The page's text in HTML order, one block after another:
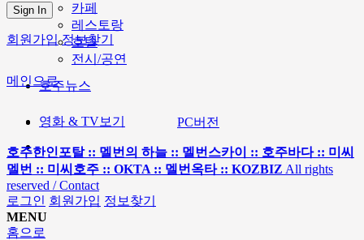
카페
레스토랑
호텔
전시/공연
호주뉴스
영화 & TV보기
Sign In
회원가입 정보찾기
메인으로
PC버전
호주한인포탈 :: 멜번의 하늘 :: 멜번스카이 :: 호주바다 :: 미씨
멜번 :: 미씨호주 :: OKTA :: 멜번옥타 :: KOZBIZ All rights
reserved / Contact
로그인 회원가입 정보찾기
MENU
홈으로